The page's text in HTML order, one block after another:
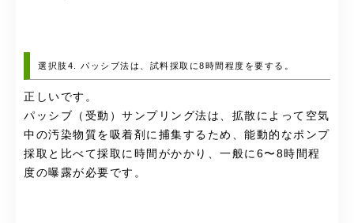
選択肢4. パッシブ法は、試料採取に8時間程度を要する。
正しいです。
パッシブ（受動）サンプリング法は、拡散によって空気
中の汚染物質を吸着剤に捕集するため、能動的なポンプ
採取と比べて採取に時間がかかり、一般に6〜8時間程
度の曝露が必要です。